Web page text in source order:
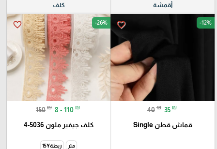
أقمشة
favorite_border -12%
40 ₪ 35 ₪
قماش قطن Single
كلف
favorite_border -26%
150 ₪ 8 - 110 ₪
كلف جيفير ملون 5036-4
متر ربطة15Y